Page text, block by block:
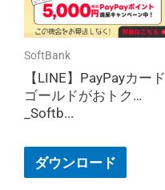
SoftBank
【LINE】PayPayカード
ゴールドがおトク
_Softb...
ダウンロード